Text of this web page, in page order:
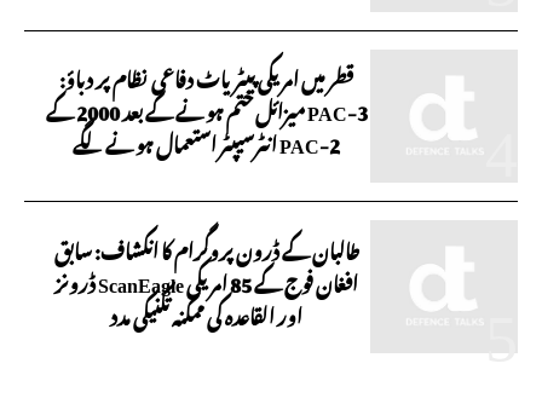
قطر میں امریکی پیٹریاٹ دفاعی نظام پر دباؤ:
PAC-3 میزائل ختم ہونے کے بعد 2000 کے
PAC-2 انٹرسیپٹر استعمال ہونے لگے
طالبان کے ڈرون پروگرام کا انکشاف: سابق
افغان فوج کے 85 امریکی ScanEagle ڈرونز
اور القاعدہ کی ممکنہ تکنیکی مدد